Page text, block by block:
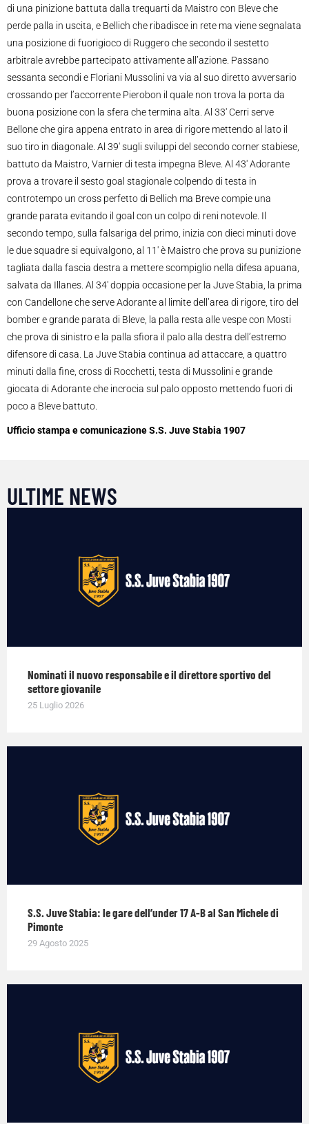
di una pinizione battuta dalla trequarti da Maistro con Bleve che
perde palla in uscita, e Bellich che ribadisce in rete ma viene segnalata
una posizione di fuorigioco di Ruggero che secondo il sestetto
arbitrale avrebbe partecipato attivamente all’azione. Passano
sessanta secondi e Floriani Mussolini va via al suo diretto avversario
crossando per l’accorrente Pierobon il quale non trova la porta da
buona posizione con la sfera che termina alta. Al 33′ Cerri serve
Bellone che gira appena entrato in area di rigore mettendo al lato il
suo tiro in diagonale. Al 39′ sugli sviluppi del secondo corner stabiese,
battuto da Maistro, Varnier di testa impegna Bleve. Al 43′ Adorante
prova a trovare il sesto goal stagionale colpendo di testa in
controtempo un cross perfetto di Bellich ma Breve compie una
grande parata evitando il goal con un colpo di reni notevole. Il
secondo tempo, sulla falsariga del primo, inizia con dieci minuti dove
le due squadre si equivalgono, al 11′ è Maistro che prova su punizione
tagliata dalla fascia destra a mettere scompiglio nella difesa apuana,
salvata da Illanes. Al 34′ doppia occasione per la Juve Stabia, la prima
con Candellone che serve Adorante al limite dell’area di rigore, tiro del
bomber e grande parata di Bleve, la palla resta alle vespe con Mosti
che prova di sinistro e la palla sfiora il palo alla destra dell’estremo
difensore di casa. La Juve Stabia continua ad attaccare, a quattro
minuti dalla fine, cross di Rocchetti, testa di Mussolini e grande
giocata di Adorante che incrocia sul palo opposto mettendo fuori di
poco a Bleve battuto.
Ufficio stampa e comunicazione S.S. Juve Stabia 1907
ULTIME NEWS
Nominati il nuovo responsabile e il direttore sportivo del
settore giovanile
25 Luglio 2026
S.S. Juve Stabia: le gare dell’under 17 A-B al San Michele di
Pimonte
29 Agosto 2025